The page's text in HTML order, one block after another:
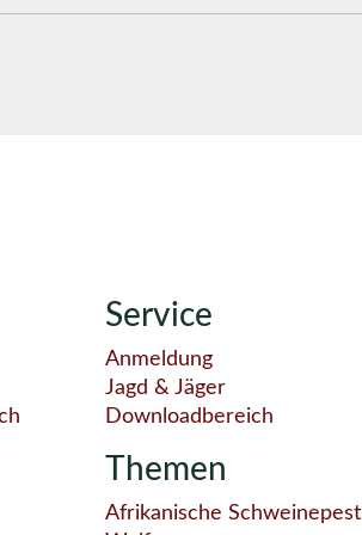
Service
Anmeldung
Jagd & Jäger
Downloadbereich
Themen
Afrikanische Schweinepest